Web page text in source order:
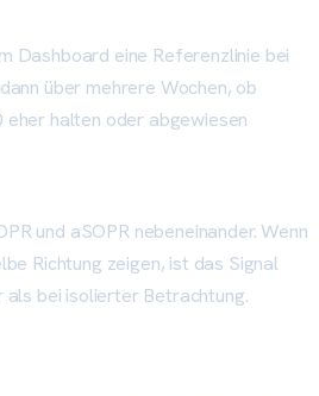
Dashboard eine Referenzlinie bei
über mehrere Wochen, ob
eher halten oder abgewiesen
und aSOPR nebeneinander. Wenn
Richtung zeigen, ist das Signal
als bei isolierter Betrachtung.